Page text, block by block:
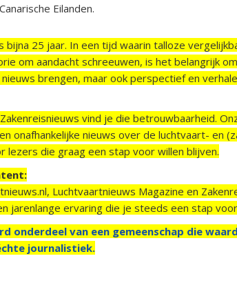
Eilanden.
25 jaar. In een tijd waarin talloze
om aandacht schreeuwen, is het belangrijk
brengen, maar ook perspectief en
vind je die betrouwbaarheid.
onafhankelijke nieuws over de luchtvaart- en
lezers die graag een stap voor willen blijven.
Luchtvaartnieuws Magazine en
jarenlange ervaring die je steeds een stap
onderdeel van een gemeenschap die
journalistiek.